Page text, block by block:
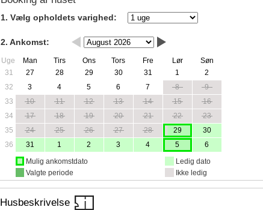
1. Vælg opholdets varighed:
2. Ankomst:
Uge Man Tirs Ons Tors Fre Lør
Søn
31
27 28 29 30 31 1
2
32
3 4 5 6 7 8
9
33
10 11 12 13 14 15
16
34
17 18 19 20 21 22
23
35
24 25 26 27 28 29
30
36
31 1 2 3 4 5
6
Mulig ankomstdato
Valgte periode
Ledig dato
Ikke ledig
Husbeskrivelse